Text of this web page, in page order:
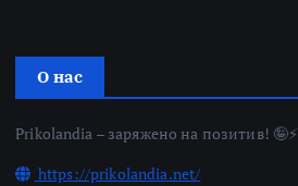
О нас
Prikolandia – заряжено на позитив! 🤪⚡
https://prikolandia.net/